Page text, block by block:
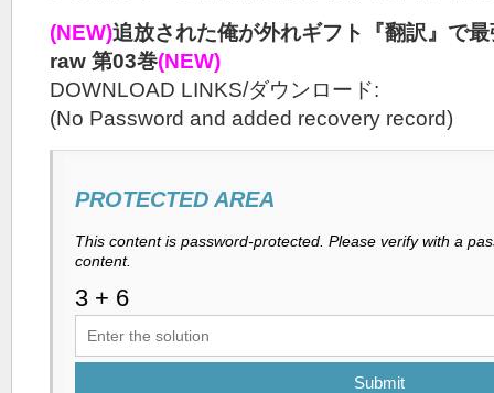
(NEW)追放された俺が外れギフト『翻訳』で
raw 第03巻(NEW)
DOWNLOAD LINKS/ダウンロード:
(No Password and added recovery record)
PROTECTED AREA
This content is password-protected. Please verify with a
content.
Submit